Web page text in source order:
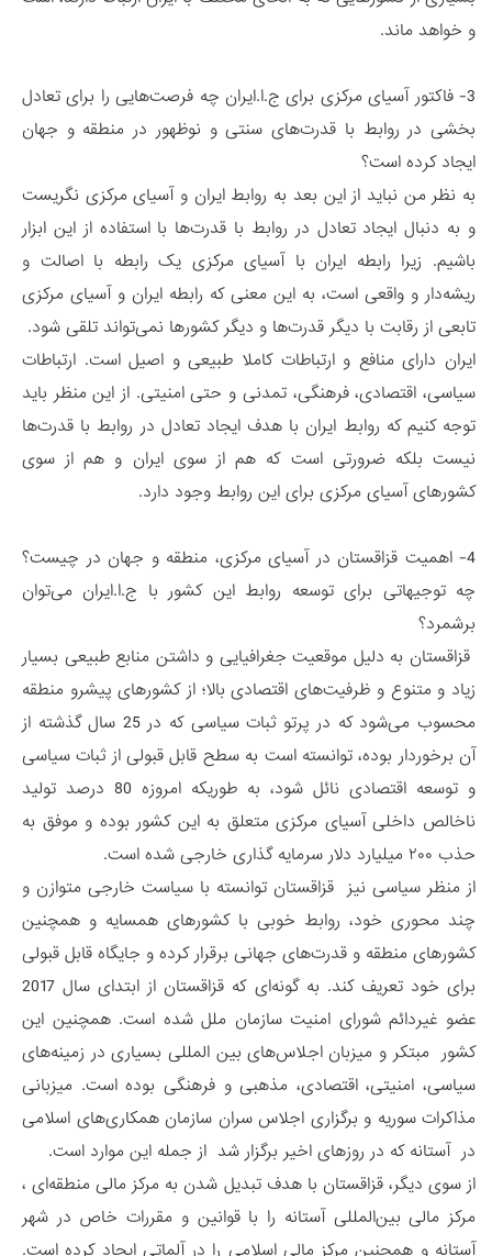
و خواهد ماند.
3- فاکتور آسیای مرکزی برای ج.ا.ایران چه فرصت‌هایی را برای تعادل
بخشی در روابط با قدرت‌های سنتی و نوظهور در منطقه و جهان
ایجاد کرده است؟
به نظر من نباید از این بعد به روابط ایران و آسیای مرکزی نگریست
و به دنبال ایجاد تعادل در روابط با قدرت‌ها با استفاده از این ابزار
باشیم. زیرا رابطه ایران با آسیای مرکزی یک رابطه با اصالت و
ریشه‌دار و واقعی است، به این معنی که رابطه ایران و آسیای مرکزی
تابعی از رقابت با دیگر قدرت‌ها و دیگر کشورها نمی‌تواند تلقی شود.
ایران دارای منافع و ارتباطات کاملا طبیعی و اصیل است. ارتباطات
سیاسی، اقتصادی، فرهنگی، تمدنی و حتی امنیتی. از این منظر باید
توجه کنیم که روابط ایران با هدف ایجاد تعادل در روابط با قدرت‌ها
نیست بلکه ضرورتی است که هم از سوی ایران و هم از سوی
کشورهای آسیای مرکزی برای این روابط وجود دارد.
4- اهمیت قزاقستان در آسیای مرکزی، منطقه و جهان در چیست؟
چه توجیهاتی برای توسعه روابط این کشور با ج.ا.ایران می‌توان
برشمرد؟
قزاقستان به دلیل موقعیت جغرافیایی و داشتن منابع طبیعی بسیار
زیاد و متنوع و ظرفیت‌های اقتصادی بالا؛ از کشورهای پیشرو منطقه
محسوب می‌شود که در پرتو ثبات سیاسی که در 25 سال گذشته از
آن برخوردار بوده، توانسته است به سطح قابل قبولی از ثبات سیاسی
و توسعه اقتصادی نائل شود، به طوریکه امروزه 80 درصد تولید
ناخالص داخلی آسیای مرکزی متعلق به این کشور بوده و موفق به
حذب ۲۰۰ میلیارد دلار سرمایه گذاری خارجی شده است.
از منظر سیاسی نیز قزاقستان توانسته با سیاست خارجی متوازن و
چند محوری خود، روابط خوبی با کشورهای همسایه و همچنین
کشورهای منطقه و قدرت‌های جهانی برقرار کرده و جایگاه قابل قبولی
برای خود تعریف کند. به گونه‌ای که قزاقستان از ابتدای سال 2017
عضو غیردائم شورای امنیت سازمان ملل شده است. همچنین این
کشور مبتکر و میزبان اجلاس‌های بین المللی بسیاری در زمینه‌های
سیاسی، امنیتی، اقتصادی، مذهبی و فرهنگی بوده است. میزبانی
مذاکرات سوریه و برگزاری اجلاس سران سازمان همکاری‌های اسلامی
در آستانه که در روزهای اخیر برگزار شد از جمله این موارد است.
از سوی دیگر، قزاقستان با هدف تبدیل شدن به مرکز مالی منطقه‌ای ،
مرکز مالی بین‌المللی آستانه را با قوانین و مقررات خاص در شهر
آستانه و همجنین مرکز مالی اسلامی را در آلماتی ایجاد کرده است.